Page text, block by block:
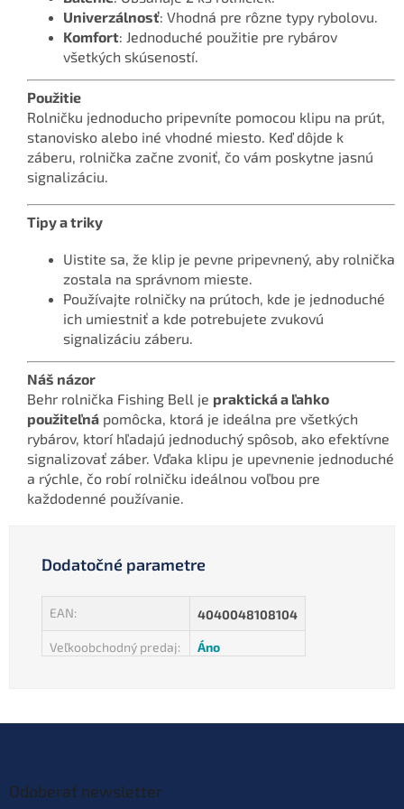
Univerzálnosť: Vhodná pre rôzne typy rybolovu.
Komfort: Jednoduché použitie pre rybárov
všetkých skúseností.
Použitie
Rolničku jednoducho pripevníte pomocou klipu na prút,
stanovisko alebo iné vhodné miesto. Keď dôjde k
záberu, rolnička začne zvoniť, čo vám poskytne jasnú
signalizáciu.
Tipy a triky
Uistite sa, že klip je pevne pripevnený, aby rolnička
zostala na správnom mieste.
Používajte rolničky na prútoch, kde je jednoduché
ich umiestniť a kde potrebujete zvukovú
signalizáciu záberu.
Náš názor
Behr rolnička Fishing Bell je praktická a ľahko
použiteľná pomôcka, ktorá je ideálna pre všetkých
rybárov, ktorí hľadajú jednoduchý spôsob, ako efektívne
signalizovať záber. Vďaka klipu je upevnenie jednoduché
a rýchle, čo robí rolničku ideálnou voľbou pre
každodenné používanie.
Dodatočné parametre
EAN: 4040048108104
Veľkoobchodný predaj: Áno
Odoberať newsletter